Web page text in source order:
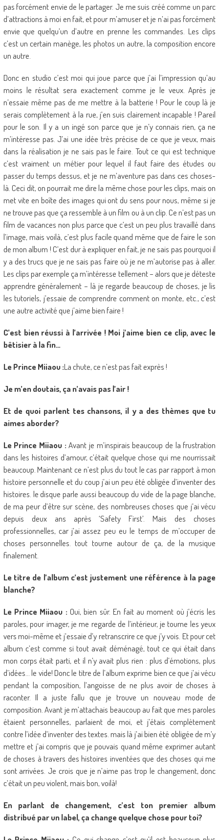
pas forcément envie de le partager. Je me suis créé comme un parc
d’attractions à moi en fait, et pour m’amuser et je n’ai pas forcément
envie que quelqu’un d’autre en prenne les commandes. Les clips
c’est un certain manège, les photos un autre, la composition encore
un autre.
Donc en studio c’est moi qui joue parce que j’ai l’impression qu’au
moins le résultat sera exactement comme je le veux. Après je
n’essaie même pas de me mettre à la batterie ! Pour le coup là je
serais complètement à la rue, j’en suis clairement incapable ! Pareil
pour le son. Il y a un ingé son parce que je n’y connais rien, ça ne
m’intéresse pas. J’ai une idée très précise de ce que je veux, mais
dans la réalisation je ne sais pas le faire. Tout ce qui est technique
c’est vraiment un métier pour lequel il faut faire des études ou
passer du temps dessus, et je ne m’aventure pas dans ces choses-
là. Ceci dit, on pourrait me dire la même chose pour les clips, mais on
met vite en boîte des images qui ont du sens pour nous, même si je
ne trouve pas que ça ressemble à un film ou à un clip. Ce n’est pas un
film de vacances non plus parce que c’est un peu plus travaillé dans
l’image, mais voilà, c’est plus facile quand même que de faire le son
de mon album ! C’est dur à expliquer en fait, je ne sais pas pourquoi il
y a des trucs que je ne sais pas faire où je ne m’autorise pas à aller.
Les clips par exemple ça m’intéresse tellement – alors que je déteste
apprendre généralement – là je regarde beaucoup de choses, je lis
les tutoriels, j’essaie de comprendre comment on monte, etc., c’est
une autre activité que j’aime bien faire !
C’est bien réussi à l’arrivée ! Moi j’aime bien ce clip, avec le
bêtisier à la fin…
Le Prince Miiaou :La chute, ce n’est pas fait exprès !
Je m’en doutais, ça n’avais pas l’air !
Et de quoi parlent tes chansons, il y a des thèmes que tu
aimes aborder?
Le Prince Miiaou : Avant je m’inspirais beaucoup de la frustration
dans les histoires d’amour, c’était quelque chose qui me nourrissait
beaucoup. Maintenant ce n’est plus du tout le cas par rapport à mon
histoire personnelle et du coup j’ai un peu été obligée d’inventer des
histoires. le disque parle aussi beaucoup du vide de la page blanche,
de ma peur d’être sur scène, des nombreuses choses que j’ai vécu
depuis deux ans après ‘Safety First’. Mais des choses
professionnelles, car j’ai assez peu eu le temps de m’occuper de
choses personnelles. tout tourne autour de ça, de la musique
finalement.
Le titre de l’album c’est justement une référence à la page
blanche?
Le Prince Miiaou : Oui, bien sûr. En fait au moment où j’écris les
paroles, pour imager, je me regarde de l’intérieur, je tourne les yeux
vers moi-même et j’essaie d’y retranscrire ce que j’y vois. Et pour cet
album c’est comme si tout avait déménagé, tout ce qui était dans
mon corps était parti, et il n’y avait plus rien : plus d’émotions, plus
d’idées… le vide! Donc le titre de l’album exprime bien ce que j’ai vécu
pendant la composition, l’angoisse de ne plus avoir de choses à
raconter. Il a juste fallu que je trouve un nouveau mode de
composition. Avant je m’attachais beaucoup au fait que mes paroles
étaient personnelles, parlaient de moi, et j’étais complètement
contre l’idée d’inventer des textes. mais là j’ai bien été obligée de m’y
mettre et j’ai compris que je pouvais quand même exprimer autant
de choses à travers des histoires inventées que des choses qui me
sont arrivées. Je crois que je n’aime pas trop le changement, donc
c’était un peu violent, mais bon, voilà!
En parlant de changement, c’est ton premier album
distribué par un label, ça change quelque chose pour toi?